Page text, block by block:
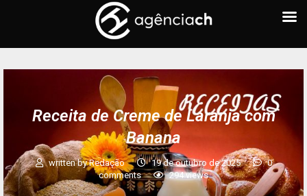
Receita de Creme de Laranja com
Banana
written byRedação 19 de outubro de 2025
0
comments
294views